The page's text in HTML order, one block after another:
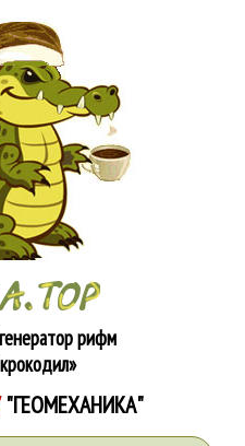
рифм
"ГЕОМЕХАНИКА"